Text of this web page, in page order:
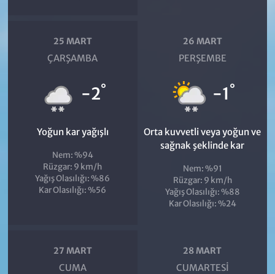
25 MART
ÇARŞAMBA
-2°
Yoğun kar yağışlı
Nem: %94
Rüzgar: 9 km/h
Yağış Olasılığı: %86
Kar Olasılığı: %56
26 MART
PERŞEMBE
-1°
Orta kuvvetli veya yoğun ve
sağnak şeklinde kar
Nem: %91
Rüzgar: 9 km/h
Yağış Olasılığı: %88
Kar Olasılığı: %24
27 MART
CUMA
28 MART
CUMARTESI